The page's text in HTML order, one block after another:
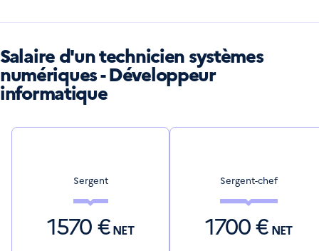
Salaire d'un technicien systèmes
numériques - Développeur
informatique
Sergent
1570€ NET
Sergent-chef
1700€ NET